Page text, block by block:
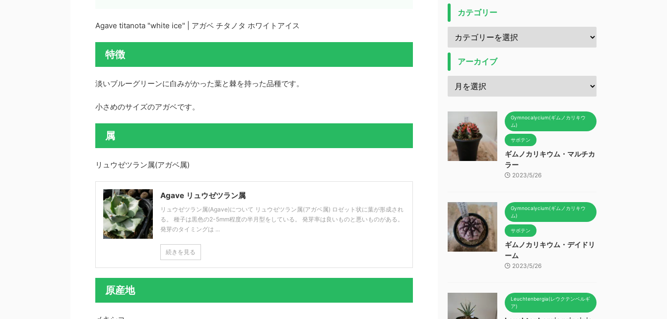
Agave titanota "white ice" | アガベ チタノタ ホワイトアイス
特徴
淡いブルーグリーンに白みがかった葉と棘を持った品種です。
小さめのサイズのアガベです。
属
リュウゼツラン属(アガベ属)
Agave リュウゼツラン属
リュウゼツラン属(Agave)について リュウゼツラン属(アガベ属) ロゼット状に葉が形成され
る。 種子は黒色の2-5mm程度の半月型をしている。 発芽率は良いものと悪いものがある。
発芽のタイミングは ...
続きを見る
原産地
カテゴリー
アーカイブ
Gymnocalycium(ギムノカリキウ
ム)
サボテン
ギムノカリキウム・マルチカ
ラー
2023/5/26
Gymnocalycium(ギムノカリキウ
ム)
サボテン
ギムノカリキウム・デイドリ
ーム
2023/5/26
Leuchtenbergia(レウクテンベルギ
ア)